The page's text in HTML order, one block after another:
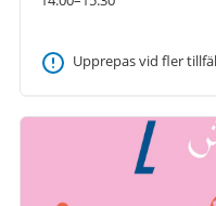
Upprepas vid fler